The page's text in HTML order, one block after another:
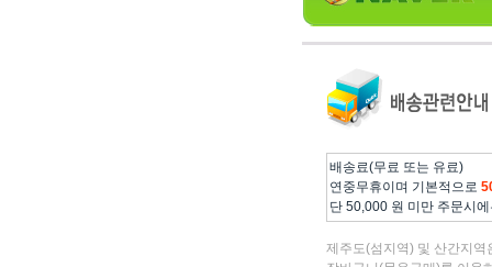
배송료(무료 또는 유료)
연중무휴이며 기본적으로
단 50,000 원 미만 주문시
제주도(섬지역) 및 산간지역